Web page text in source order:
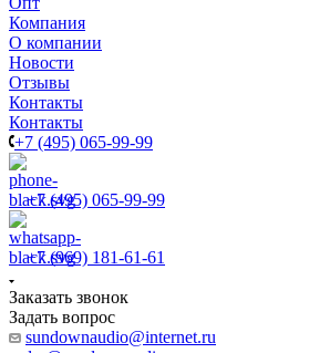
Компания
О компании
Новости
Отзывы
Контакты
Контакты
+7 (495) 065-99-99
+7 (495) 065-99-99
+7 (969) 181-61-61
Заказать звонок
Задать вопрос
sundownaudio@internet.ru